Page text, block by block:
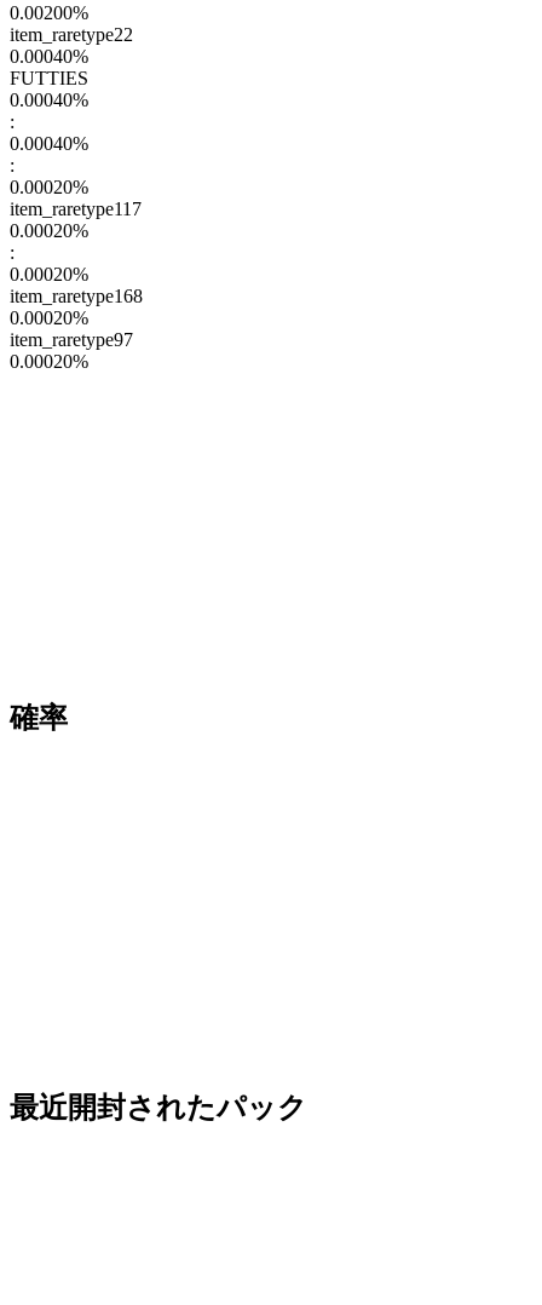
0.00200%
item_raretype22
0.00040%
FUTTIES
0.00040%
:
0.00040%
:
0.00020%
item_raretype117
0.00020%
:
0.00020%
item_raretype168
0.00020%
item_raretype97
0.00020%
確率
最近開封されたパック